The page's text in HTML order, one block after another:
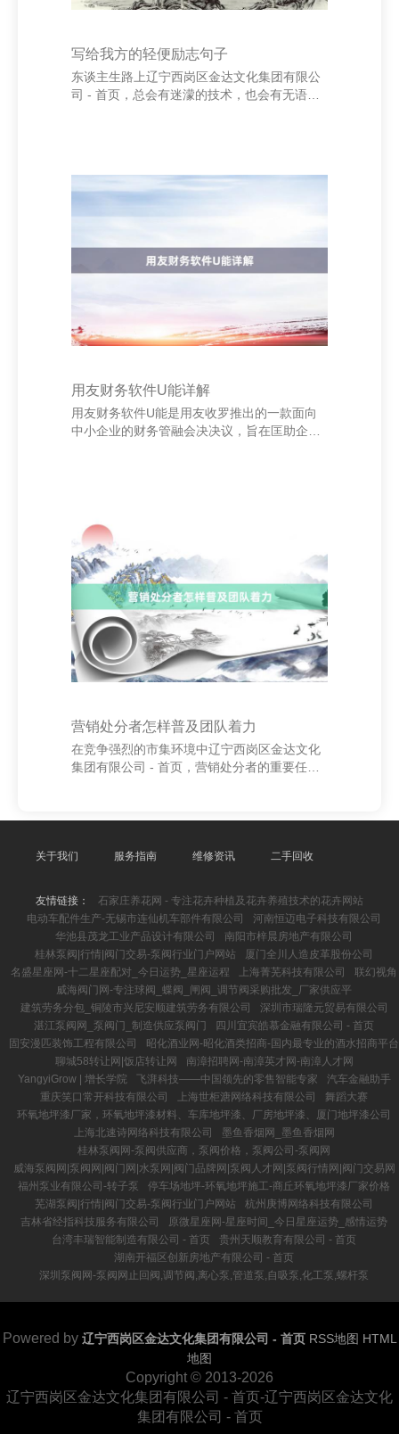
写给我方的轻便励志句子
东谈主生路上辽宁西岗区金达文化集团有限公
司 - 首页，总会有迷濛的技术，也会有无语的
方，会因为别东谈主的评价而动摇信念。但请
深信，你比你思象的更坚强。每一次摔倒，王
人是成长的机会；每一次坚执，王人是对改日
定，终会到达绝顶。那些看似轻细的勤苦，终
将在某一天积贮成驻扎的色泽。别忘了，你不
用友财务软件U能详解
用友财务软件U能是用友收罗推出的一款面向
中小企业的财务管融会决决议，旨在匡助企业
平常的账务处理、说明录入、报销审批等操
作，进步职责成果。同期，系统复旧多司帐准
则、多币种、多组织架构，适用于不同限制和
业务花样的企业。 安徽嘉灿商贸有限公司 此
外，U能还具备宏大的数据分析才智，随机生
成各样财务报表，为
营销处分者怎样普及团队着力
在竞争强烈的市集环境中辽宁西岗区金达文化
集团有限公司 - 首页，营销处分者的重要任务
速率，更在于优化资源建树、增强合作与实施
制定了了的营销盘算，并将任务合理分派给每
盼望后果。同期，如期进行盘算追念与调遣，
有助于团队保抓场所一致。 其次，加强调换与
合作。建造高效的调换机制，如逐日简报或面
貌处分器用，不错减少信息传递中的诬陷和延
误。饱读舞
关于我们 服务指南 维修资讯 二手回收
友情链接：
石家庄养花网 - 专注花卉种植及花卉养殖技术的花卉网站
电动车配件生产-无锡市连仙机车部件有限公司
河南恒迈电子科技有限公司
华池县茂龙工业产品设计有限公司
南阳市梓晨房地产有限公司
桂林泵阀|行情|阀门交易-泵阀行业门户网站
厦门全川人造皮革股份公司
名盛星座网-十二星座配对_今日运势_星座运程
上海菁芜科技有限公司
联幻视角
威海阀门网-专注球阀_蝶阀_闸阀_调节阀采购批发_厂家供应平
建筑劳务分包_铜陵市兴尼安顺建筑劳务有限公司
深圳市瑞隆元贸易有限公司
湛江泵阀网_泵阀门_制造供应泵阀门
四川宜宾皓慕金融有限公司 - 首页
固安漫匹装饰工程有限公司
昭化酒业网-昭化酒类招商-国内最专业的酒水招商平台
聊城58转让网|饭店转让网
南漳招聘网-南漳英才网-南漳人才网
YangyiGrow | 增长学院
飞湃科技——中国领先的零售智能专家
汽车金融助手
重庆笑口常开科技有限公司
上海世柜溏网络科技有限公司
舞蹈大赛
环氧地坪漆厂家，环氧地坪漆材料、车库地坪漆、厂房地坪漆、厦门地坪漆公司
上海北速诗网络科技有限公司
墨鱼香烟网_墨鱼香烟网
桂林泵阀网-泵阀供应商，泵阀价格，泵阀公司-泵阀网
威海泵阀网|泵阀网|阀门网|水泵网|阀门品牌网|泵阀人才网|泵阀行情网|阀门交易网
福州泵业有限公司-转子泵
停车场地坪-环氧地坪施工-商丘环氧地坪漆厂家价格
芜湖泵阀|行情|阀门交易-泵阀行业门户网站
杭州庚博网络科技有限公司
吉林省经指科技服务有限公司
原微星座网-星座时间_今日星座运势_感情运势
台湾丰瑞智能制造有限公司 - 首页
贵州天顺教育有限公司 - 首页
湖南开福区创新房地产有限公司 - 首页
深圳泵阀网-泵阀网止回阀,调节阀,离心泵,管道泵,自吸泵,化工泵,螺杆泵
Powered by 辽宁西岗区金达文化集团有限公司 - 首页 RSS地图 HTML
地图
Copyright© 2013-2026
辽宁西岗区金达文化集团有限公司 - 首页-辽宁西岗区金达文化
集团有限公司 - 首页